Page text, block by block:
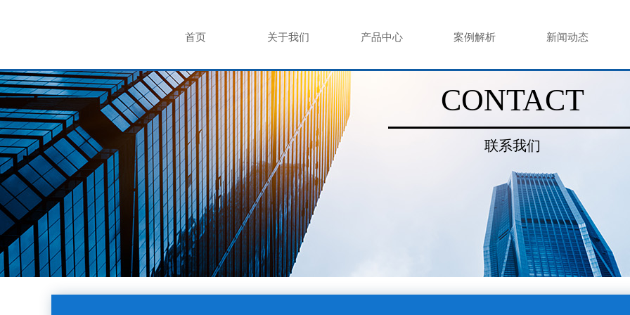
首页 关于我们 产品中心 案例解析 新闻动态
CONTACT
联系我们